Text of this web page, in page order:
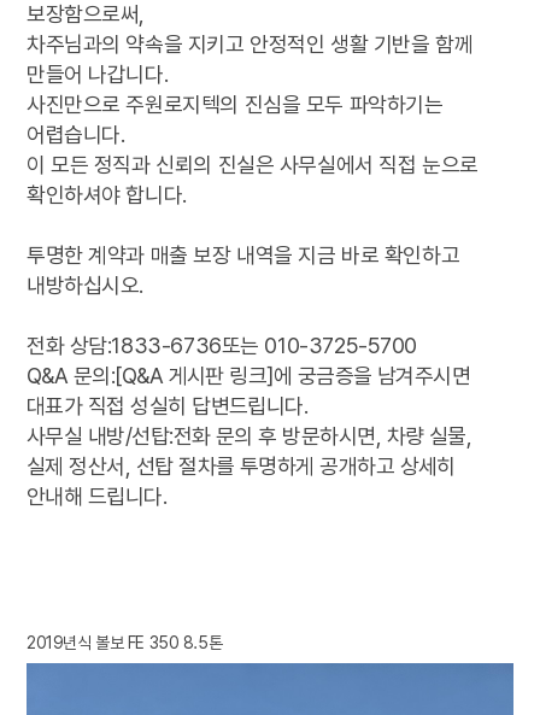
보장함으로써,
차주님과의 약속을 지키고 안정적인 생활 기반을 함께
만들어 나갑니다.
사진만으로 주원로지텍의 진심을 모두 파악하기는
어렵습니다.
이 모든 정직과 신뢰의 진실은 사무실에서 직접 눈으로
확인하셔야 합니다.
투명한 계약과 매출 보장 내역을 지금 바로 확인하고
내방하십시오.
전화 상담:1833-6736또는 010-3725-5700
Q&A 문의:[Q&A 게시판 링크]에 궁금증을 남겨주시면
대표가 직접 성실히 답변드립니다.
사무실 내방/선탑:전화 문의 후 방문하시면, 차량 실물,
실제 정산서, 선탑 절차를 투명하게 공개하고 상세히
안내해 드립니다.
2019년식 볼보 FE 350 8.5톤